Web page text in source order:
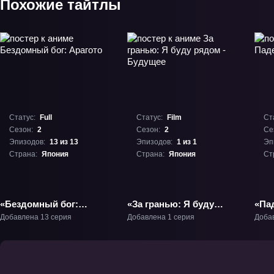
Похожие тайтлы
Статус:
Full
Сезон: 2
Эпизодов: 13 из 13
Страна: Япония
«Бездомный бог:
Арагото» ТВ-2
Добавлена 13 серия
Статус:
Film
Сезон: 2
Эпизодов: 1 из 1
Страна: Япония
«За гранью: Я буду
рядом - Будущее»
Добавлена 1 серия